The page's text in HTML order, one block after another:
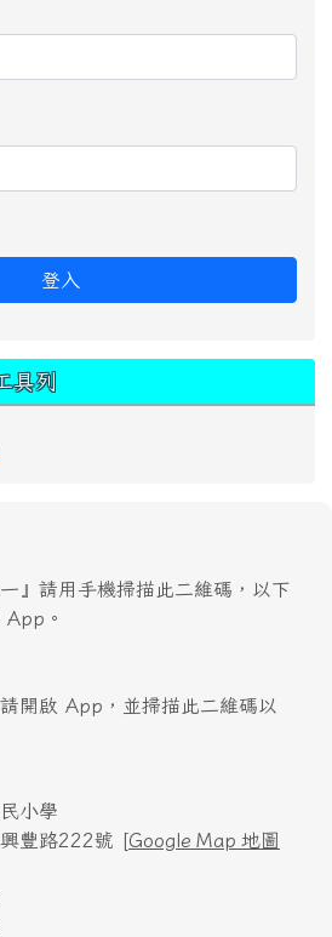
登入
具列
一』請用手機掃描此二維碼，以下
App。
開啟 App，並掃描此二維碼以
小學
豐路222號 [Google Map 地圖